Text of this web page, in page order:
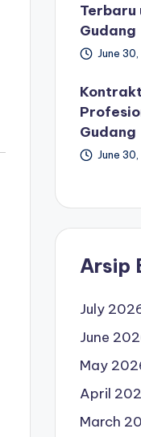
Terbaru
Gudang
June
Gudang
June
Arsip
July
June
May
April
March